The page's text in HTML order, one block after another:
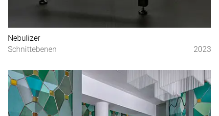
Nebulizer
Schnittebenen
2023